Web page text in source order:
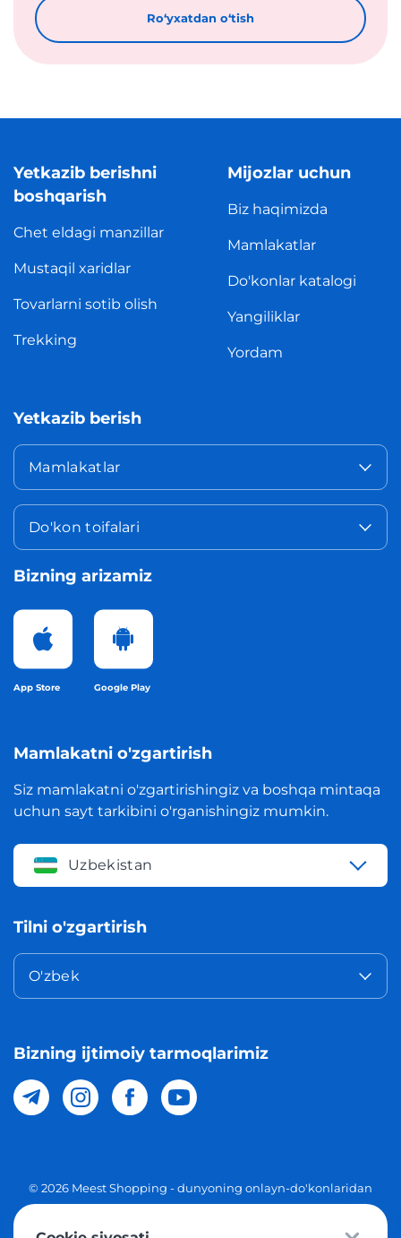
Roʻyxatdan oʻtish
Yetkazib berishni
boshqarish
Chet eldagi manzillar
Mustaqil xaridlar
Tovarlarni sotib olish
Trekking
Mijozlar uchun
Biz haqimizda
Mamlakatlar
Do'konlar katalogi
Yangiliklar
Yordam
Yetkazib berish
Mamlakatlar
Do'kon toifalari
Bizning arizamiz
App Store Google Play
Mamlakatni o'zgartirish
Siz mamlakatni o'zgartirishingiz va boshqa mintaqa
uchun sayt tarkibini o'rganishingiz mumkin.
Uzbekistan
Tilni o'zgartirish
O'zbek
Bizning ijtimoiy tarmoqlarimiz
© 2026 Meest Shopping - dunyoning onlayn-do'konlaridan